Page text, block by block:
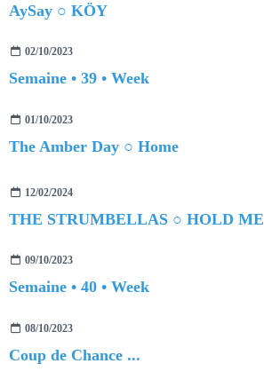
AySay ○ KÖY
02/10/2023
Semaine • 39 • Week
01/10/2023
The Amber Day ○ Home
12/02/2024
THE STRUMBELLAS ○ HOLD ME
09/10/2023
Semaine • 40 • Week
08/10/2023
Coup de Chance ...